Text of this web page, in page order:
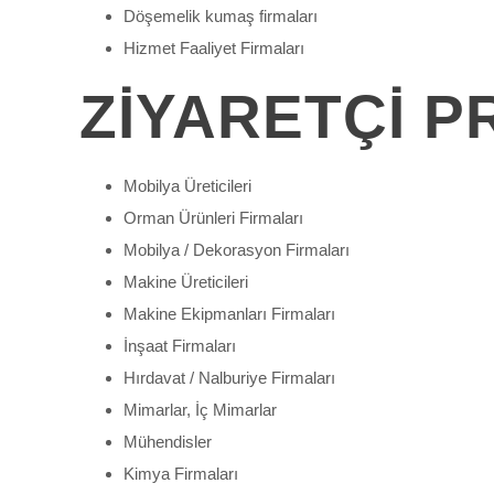
Döşemelik kumaş firmaları
Hizmet Faaliyet Firmaları
ZİYARETÇİ
Mobilya Üreticileri
Orman Ürünleri Firmaları
Mobilya / Dekorasyon Firmaları
Makine Üreticileri
Makine Ekipmanları Firmaları
İnşaat Firmaları
Hırdavat / Nalburiye Firmaları
Mimarlar, İç Mimarlar
Mühendisler
Kimya Firmaları